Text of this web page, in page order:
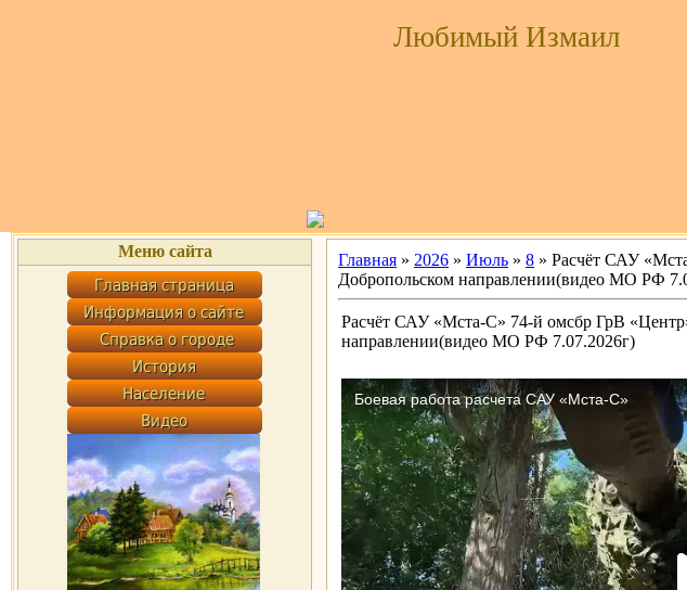
Любимый Измаил
Меню сайта
Главная » 2026 » Июль » 8 » Расчёт САУ
Добропольском направлении(видео МО РФ
Расчёт САУ «Мста-С» 74-й омсбр ГрВ
направлении(видео МО РФ 7.07.2026г)